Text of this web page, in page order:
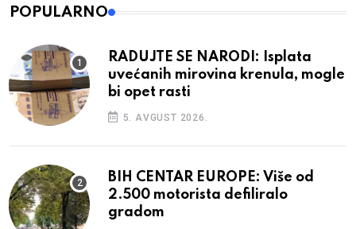
POPULARNO
RADUJTE SE NARODI: Isplata
uvećanih mirovina krenula, mogle
bi opet rasti
5. AVGUST 2026.
BIH CENTAR EUROPE: Više od
2.500 motorista defiliralo
gradom